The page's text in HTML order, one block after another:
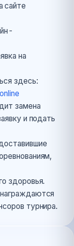
сайте
на
здесь:
замена
и подать
здоровья.
турнира.